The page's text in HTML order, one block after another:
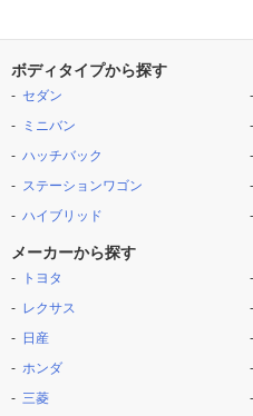
ボディタイプから探す
セダン
ミニバン
ハッチバック
ステーションワゴン
ハイブリッド
メーカーから探す
トヨタ
レクサス
日産
ホンダ
三菱